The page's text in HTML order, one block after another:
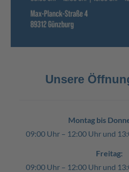
Unsere
Montag bis
09:00 Uhr – 12:00 Uhr und
Freitag:
09:00 Uhr – 12:00 Uhr und